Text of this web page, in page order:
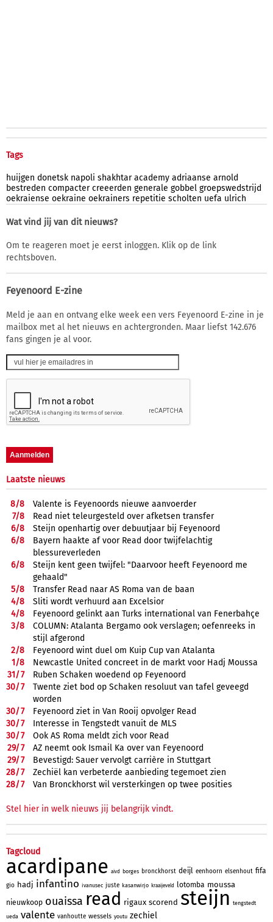
Tags
huijgen donetsk napoli shakhtar academy adriaanse arnold
bestreden compacter creeerden generale gobbel groepswedstrijd
oekraiense oekraine oekrainers repetitie scholten uefa ulrich
Wat vind jij van dit nieuws?
Om te reageren moet je eerst inloggen. Klik op de link
rechtsboven.
Feyenoord E-zine
Meld je aan en ontvang elke week een vers Feyenoord E-zine in je
mailbox met al het nieuws en achtergronden. Maar liefst 142.676
fans gingen je al voor.
Laatste nieuws
8/8
Valente is Feyenoords nieuwe aanvoerder
7/8
Read niet teleurgesteld over afketsen transfer
6/8
Steijn openhartig over debuutjaar bij Feyenoord
6/8
Bayern haakte af voor Read door twijfelachtig
blessureverleden
6/8
Steijn kent geen twijfel: "Daarvoor heeft Feyenoord me
gehaald"
5/8
Transfer Read naar AS Roma van de baan
4/8
Sliti wordt verhuurd aan Excelsior
4/8
Feyenoord gelinkt aan Turks international van Fenerbahçe
3/8
COLUMN: Atalanta Bergamo ook verslagen; oefenreeks in
stijl afgerond
2/8
Feyenoord wint duel om Kuip Cup van Atalanta
1/8
Newcastle United concreet in de markt voor Hadj Moussa
31/7
Ruben Schaken woedend op Feyenoord
30/7
Twente ziet bod op Schaken resoluut van tafel geveegd
worden
30/7
Feyenoord ziet in Van Rooij opvolger Read
30/7
Interesse in Tengstedt vanuit de MLS
30/7
Ook AS Roma meldt zich voor Read
29/7
AZ neemt ook Ismail Ka over van Feyenoord
29/7
Bevestigd: Sauer vervolgt carrière in Stuttgart
28/7
Zechiël kan verbeterde aanbieding tegemoet zien
28/7 Van Bronckhorst wil versterkingen op twee posities
Stel hier in welk nieuws jij belangrijk vindt.
Tagcloud
acardipane aivd borges bronckhorst deijl eenhoorn elsenhout fifa
gio hadj infantino ivanusec juste kasanwirjo kraaijeveld lotomba moussa
nieuwkoop ouaissa read rigaux scorend steijn tengstedt
ueda valente vanhoutte wessels youtu zechiel